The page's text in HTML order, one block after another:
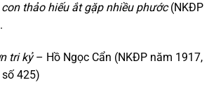
thảo hiếu ắt gặp nhiều phước(NKĐP
tri kỷ– Hồ Ngọc Cẩn (NKĐP năm 1917,
425)